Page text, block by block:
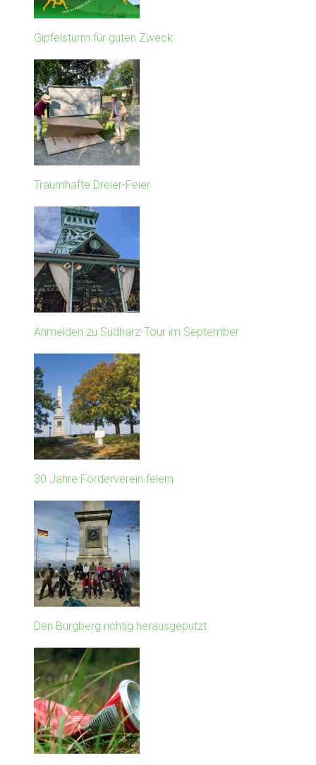
Gipfelsturm für guten Zweck
Traumhafte Dreier-Feier
Anmelden zu Südharz-Tour im September
30 Jahre Förderverein feiern
Den Burgberg richtig herausgeputzt